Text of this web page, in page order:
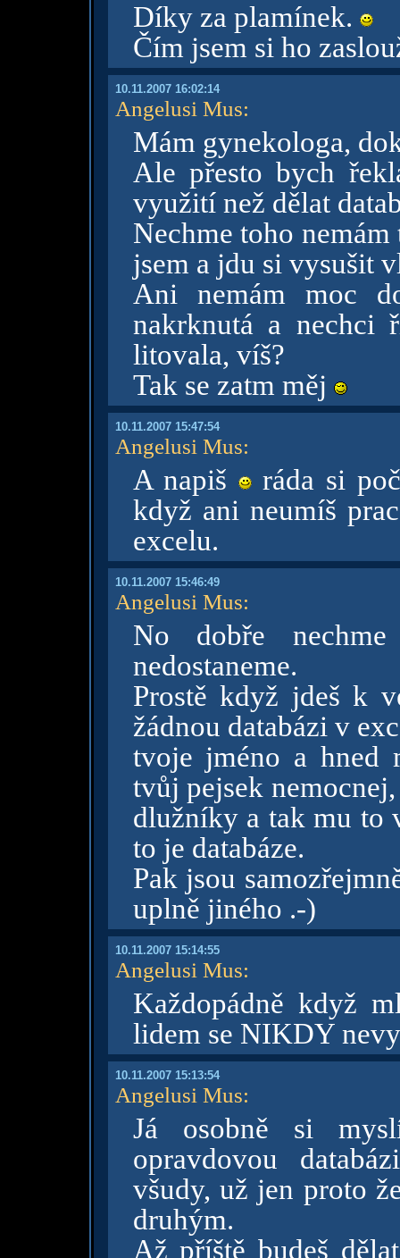
Díky za plamínek.
Čím jsem si ho
10.11.2007 16:02:14
Angelusi Mus:
Mám gynekologa,
Ale přesto bych
využití než dělat
Nechme toho
jsem a jdu si vysušit
Ani nemám moc
nakrknutá a nechci
litovala, víš?
Tak se zatm měj
10.11.2007 15:47:54
Angelusi Mus:
A napiš
ráda si
když ani neumíš
excelu.
10.11.2007 15:46:49
Angelusi Mus:
No dobře
nedostaneme.
Prostě když jdeš k
žádnou databázi v
tvoje jméno a hned
tvůj pejsek
dlužníky a tak mu to
to je databáze.
Pak jsou
uplně jiného .-)
10.11.2007 15:14:55
Angelusi Mus:
Každopádně když
lidem se NIKDY
10.11.2007 15:13:54
Angelusi Mus:
Já osobně si
opravdovou
všudy, už jen proto
druhým.
Až příště budeš